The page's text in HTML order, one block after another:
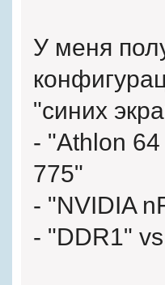
У меня
"синих
- "Athlon
775"
- "NVIDIA
- "DDR1"